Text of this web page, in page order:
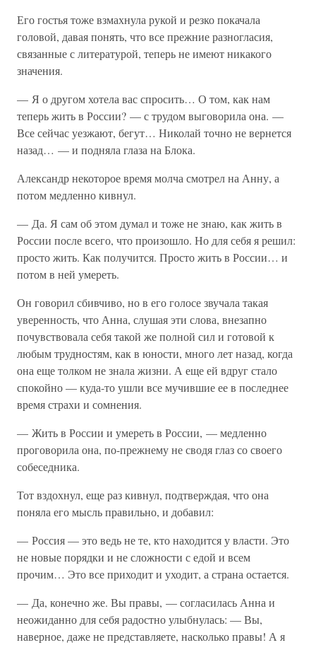
Его гостья тоже взмахнула рукой и резко покачала
головой, давая понять, что все прежние разногласия,
связанные с литературой, теперь не имеют никакого
значения.
— Я о другом хотела вас спросить… О том, как нам
теперь жить в России? — с трудом выговорила она. —
Все сейчас уезжают, бегут… Николай точно не вернется
назад… — и подняла глаза на Блока.
Александр некоторое время молча смотрел на Анну, а
потом медленно кивнул.
— Да. Я сам об этом думал и тоже не знаю, как жить в
России после всего, что произошло. Но для себя я решил:
просто жить. Как получится. Просто жить в России… и
потом в ней умереть.
Он говорил сбивчиво, но в его голосе звучала такая
уверенность, что Анна, слушая эти слова, внезапно
почувствовала себя такой же полной сил и готовой к
любым трудностям, как в юности, много лет назад, когда
она еще толком не знала жизни. А еще ей вдруг стало
спокойно — куда-то ушли все мучившие ее в последнее
время страхи и сомнения.
— Жить в России и умереть в России, — медленно
проговорила она, по-прежнему не сводя глаз со своего
собеседника.
Тот вздохнул, еще раз кивнул, подтверждая, что она
поняла его мысль правильно, и добавил:
— Россия — это ведь не те, кто находится у власти. Это
не новые порядки и не сложности с едой и всем
прочим… Это все приходит и уходит, а страна остается.
— Да, конечно же. Вы правы, — согласилась Анна и
неожиданно для себя радостно улыбнулась: — Вы,
наверное, даже не представляете, насколько правы! А я